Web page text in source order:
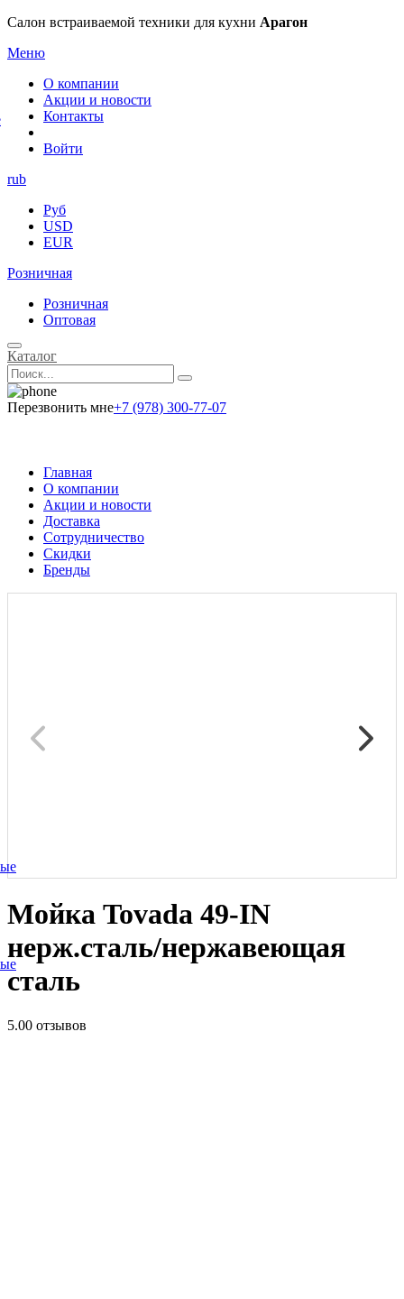
Салон встраиваемой техники для кухни Арагон
Меню
О компании
Акции и новости
Контакты
Войти
rub
Руб
USD
EUR
Розничная
Розничная
Оптовая
Каталог
Перезвонить мне+7 (978) 300-77-07
Главная
О компании
Акции и новости
Доставка
Сотрудничество
Скидки
Бренды
Мойка Tovada 49-IN
нерж.сталь/нержавеющая
сталь
5.00 отзывов